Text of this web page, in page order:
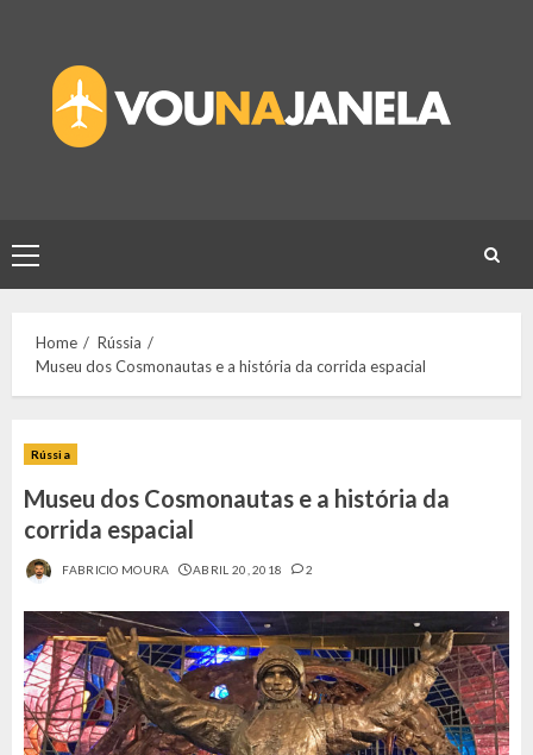
content
Primary
Menu
Home
Rússia
Museu dos Cosmonautas e a história da corrida espacial
Rússia
Museu dos Cosmonautas e a história da
corrida espacial
FABRICIO MOURA ABRIL 20, 2018 2